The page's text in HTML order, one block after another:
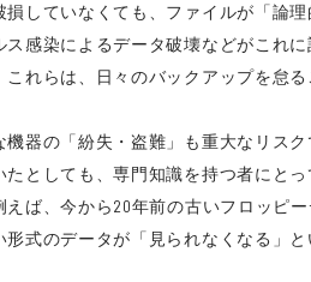
損していなくても、ファイルが「論
ス感染によるデータ破壊などがこれ
これらは、日々のバックアップを怠
機器の「紛失・盗難」も重大なリス
たとしても、専門知識を持つ者にと
ば、今から20年前の古いフロッピ
式のデータが「見られなくなる」